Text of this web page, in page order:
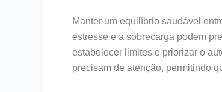
Manter um equilíbrio saudável
estresse e a sobrecarga podem
estabelecer limites e priorizar o
precisam de atenção, permitindo